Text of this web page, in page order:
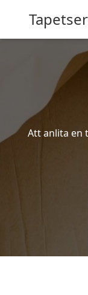
Att anlita en